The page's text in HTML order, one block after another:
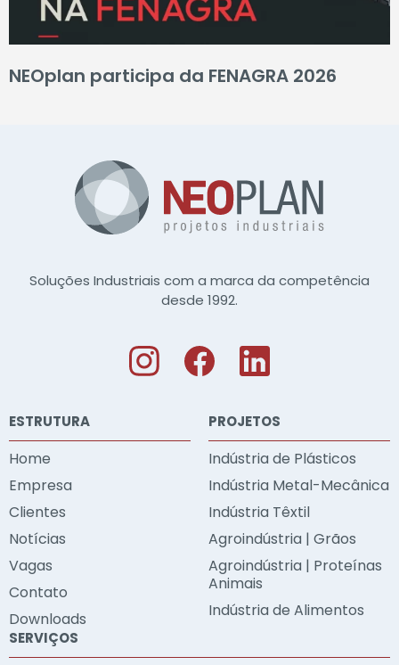
NEOplan participa da FENAGRA 2026
Soluções Industriais com a marca da competência
desde 1992.
ESTRUTURA
Home
Empresa
Clientes
Notícias
Vagas
Contato
Downloads
PROJETOS
Indústria de Plásticos
Indústria Metal-Mecânica
Indústria Têxtil
Agroindústria | Grãos
Agroindústria | Proteínas
Animais
Indústria de Alimentos
SERVIÇOS